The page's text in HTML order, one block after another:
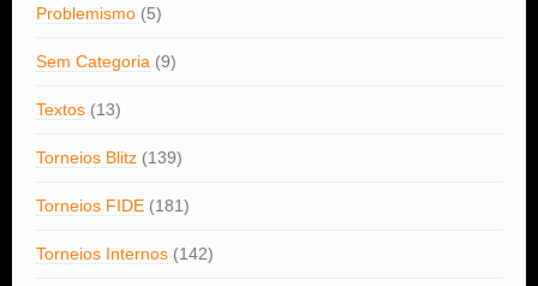
Problemismo (5)
Sem Categoria (9)
Textos (13)
Torneios Blitz (139)
Torneios FIDE (181)
Torneios Internos (142)